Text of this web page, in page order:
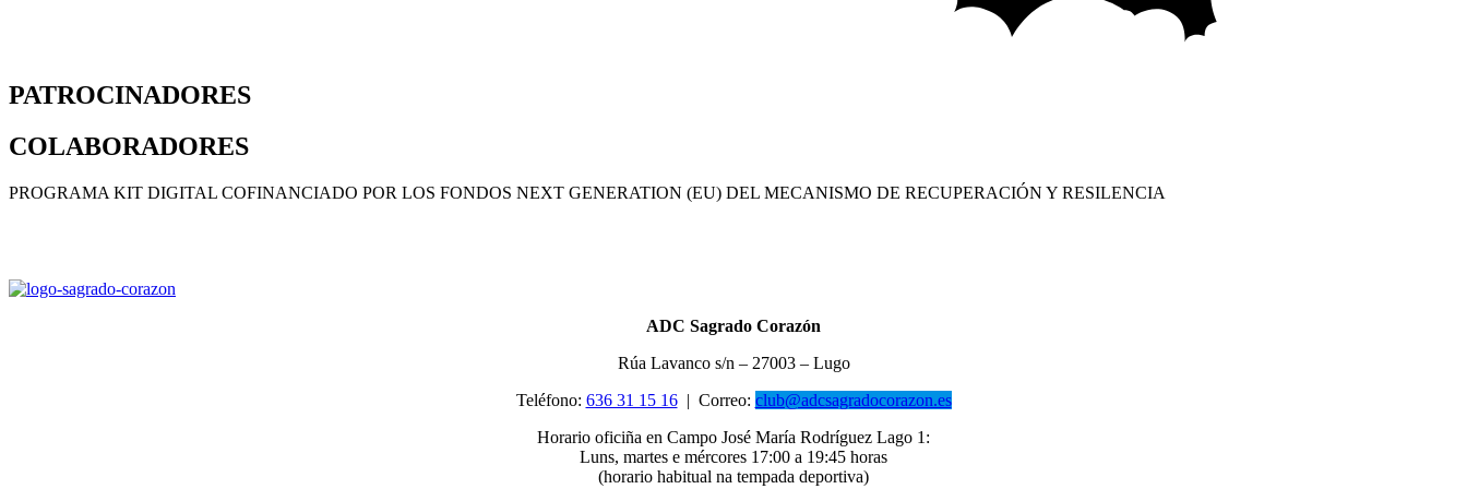
PATROCINADORES
COLABORADORES
PROGRAMA KIT DIGITAL COFINANCIADO POR LOS FONDOS NEXT GENERATION (EU) DEL MECANISMO DE RECUPERACIÓN Y RESILENCIA
ADC Sagrado Corazón
Rúa Lavanco s/n – 27003 – Lugo
Teléfono: 636 31 15 16| Correo: club@adcsagradocorazon.es
Horario oficiña en Campo José María Rodríguez Lago 1:
Luns, martes e mércores 17:00 a 19:45 horas
(horario habitual na tempada deportiva)